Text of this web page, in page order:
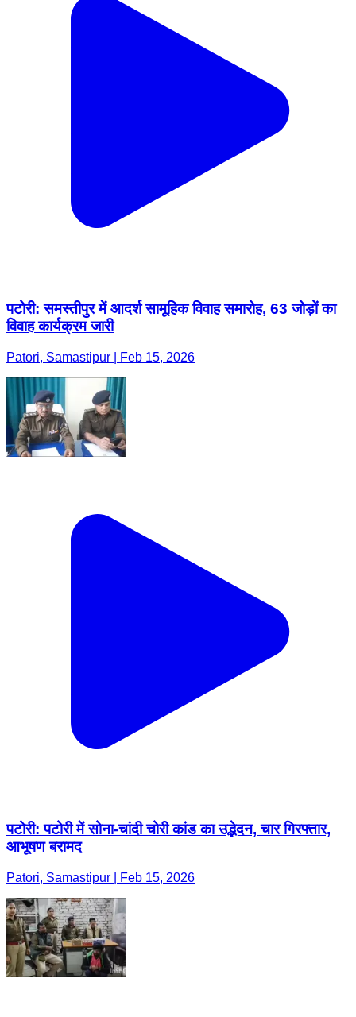
पटोरी: समस्तीपुर में आदर्श सामूहिक विवाह समारोह, 63 जोड़ों का
विवाह कार्यक्रम जारी
Patori, Samastipur | Feb 15, 2026
पटोरी: पटोरी में सोना-चांदी चोरी कांड का उद्भेदन, चार गिरफ्तार,
आभूषण बरामद
Patori, Samastipur | Feb 15, 2026